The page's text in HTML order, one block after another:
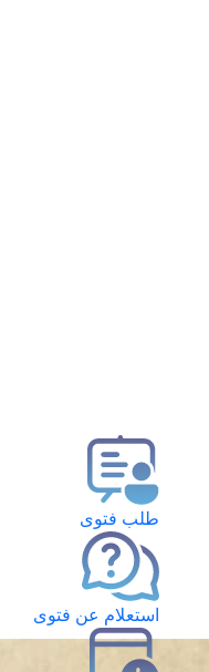
طلب فتوى
استعلام عن فتوى